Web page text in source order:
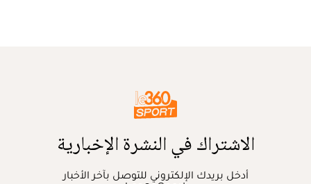
الاشتراك في النشرة الإخبارية
أدخل بريدك الإلكتروني للتوصل بآخر الأخبار